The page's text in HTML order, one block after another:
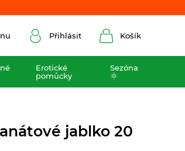
Přihlásit Košík
Erotické
pomůcky
Sezóna
🌞
jablko 20